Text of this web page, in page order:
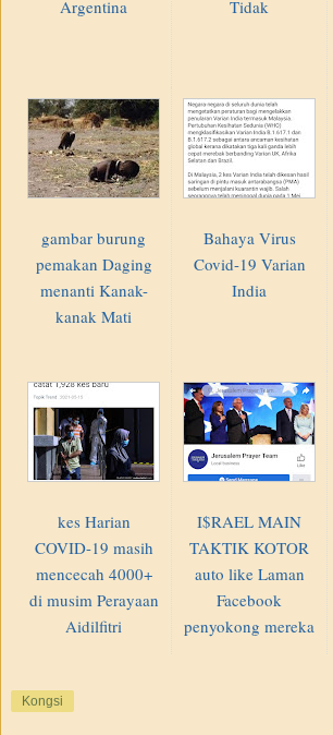
Argentina Tidak
gambar burung
pemakan Daging
menanti Kanak-
kanak Mati
Bahaya Virus
Covid-19 Varian
India
kes Harian
COVID-19 masih
mencecah 4000+
di musim Perayaan
Aidilfitri
I$RAEL MAIN
TAKTIK KOTOR
auto like Laman
Facebook
penyokong mereka
Kongsi